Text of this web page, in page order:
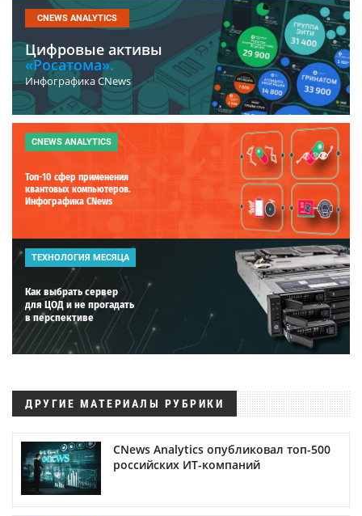
CNEWS ANALYTICS
Цифровые активы
«Росатома».
Инфографика CNews
CNEWS ANALYTICS
Топ-10 сфер применения
квантовых компьютеров.
Инфографика CNews
ТЕХНОЛОГИЯ МЕСЯЦА
Как выбрать сервер
для ЦОД и не прогадать
в перспективе
ДРУГИЕ МАТЕРИАЛЫ РУБРИКИ
CNews Analytics опубликовал топ-500
российских ИТ-компаний